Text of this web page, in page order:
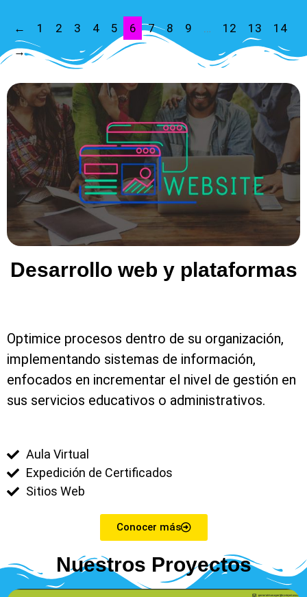
← 1 2 3 4 5 6 7 8 9 12 13
14
→
Desarrollo web y plataformas
Optimice procesos dentro de su organización,
implementando sistemas de información,
enfocados en incrementar el nivel de gestión en
sus servicios educativos o administrativos.
Aula Virtual
Expedición de Certificados
Sitios Web
Conocer más
Nuestros Proyectos